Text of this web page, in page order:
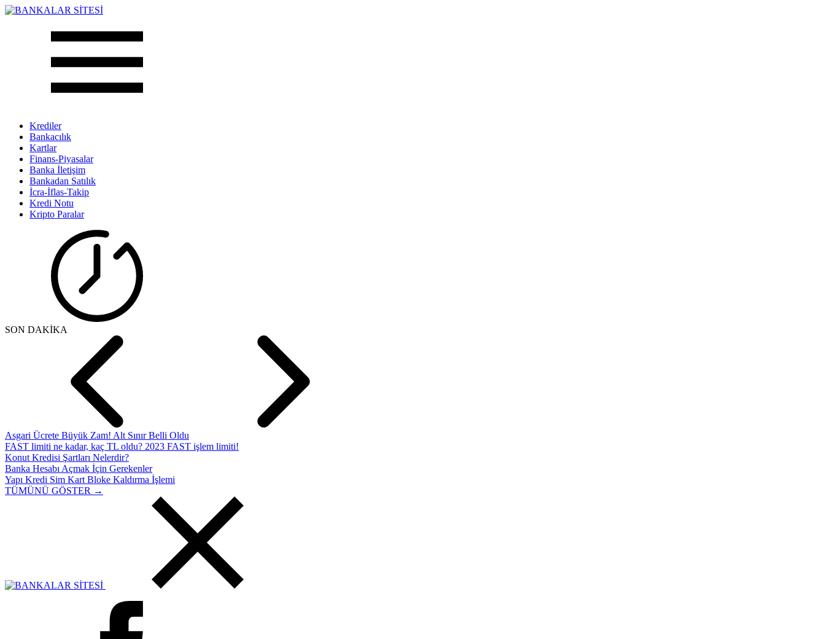
Krediler
Bankacılık
Kartlar
Finans-Piyasalar
Banka İletişim
Bankadan Satılık
İcra-İflas-Takip
Kredi Notu
Kripto Paralar
SON DAKİKA
Asgari Ücrete Büyük Zam! Alt Sınır Belli Oldu
FAST limiti ne kadar, kaç TL oldu? 2023 FAST işlem limiti!
Konut Kredisi Şartları Nelerdir?
Banka Hesabı Açmak İçin Gerekenler
Yapı Kredi Sim Kart Bloke Kaldırma İşlemi
TÜMÜNÜ GÖSTER →